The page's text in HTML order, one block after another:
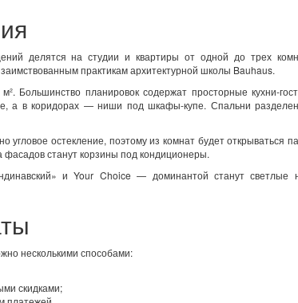
делятся на студии и квартиры от одной до трех
практикам архитектурной школы Bauhaus.
Большинство планировок содержат просторные кухни-
а в коридорах — ниши под шкафы-купе. Спальни
угловое остекление, поэтому из комнат будет открываться
фасадов станут корзины под кондиционеры.
и Your Choice — доминантой станут светлые
несколькими способами:
скидками;